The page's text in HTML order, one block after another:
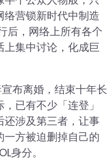
营锁新时代中制造
后，网络上所有各个
集中讨论，化成巨
布离婚，结束十年长
已有不少「连登」
还涉及第三者，让事
方被迫删掉自己的
身分。